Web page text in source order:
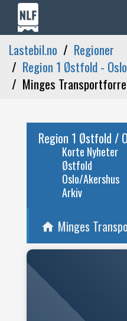
Lastebil.no
Regioner
Region 1 Østfold -
Minges
Region 1 Østfold /
Korte Nyheter
Østfold
Oslo/Akershus
Arkiv
home Minges